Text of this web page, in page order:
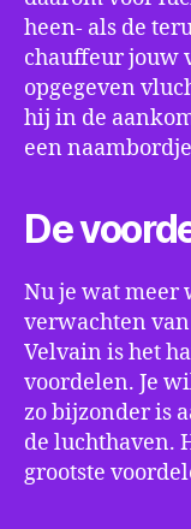
heen- als de
chauffeur jouw
opgegeven
hij in de
een
De
Nu je wat meer
verwachten
Velvain is het
voordelen. Je
zo bijzonder is
de luchthaven.
grootste